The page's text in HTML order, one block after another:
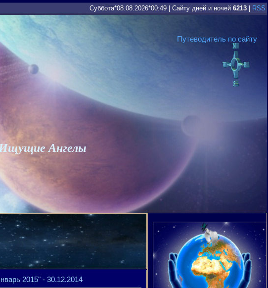
Суббота*08.08.2026*00:49 Сайту дней и ночей 6213 RSS
Путеводитель по сайту
Ангелы
2015" - 30.12.2014